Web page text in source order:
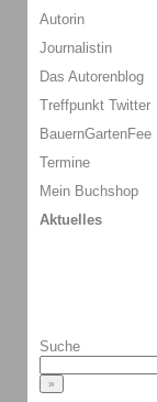
Autorin
Journalistin
Das Autorenblog
Treffpunkt Twitter
BauernGartenFee
Termine
Mein Buchshop
Aktuelles
Suche